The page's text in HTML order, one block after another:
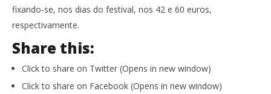
fixando-se, nos dias do festival, nos 42 e 60 euros,
respectivamente.
Share this:
Click to share on Twitter (Opens in new window)
Click to share on Facebook (Opens in new window)